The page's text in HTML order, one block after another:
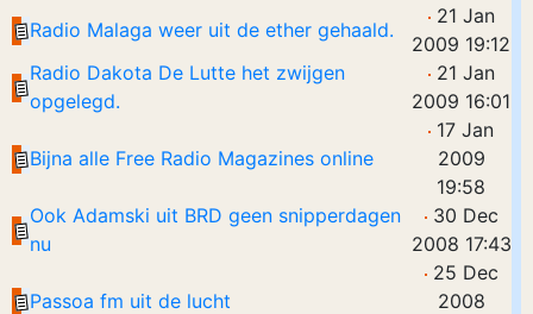
Radio Malaga weer uit de ether gehaald.
21 Jan
2009 19:12
Radio Dakota De Lutte het zwijgen
opgelegd.
21 Jan
2009 16:01
Bijna alle Free Radio Magazines online
17 Jan
2009
19:58
Ook Adamski uit BRD geen snipperdagen
nu
30 Dec
2008 17:43
Passoa fm uit de lucht
25 Dec
2008